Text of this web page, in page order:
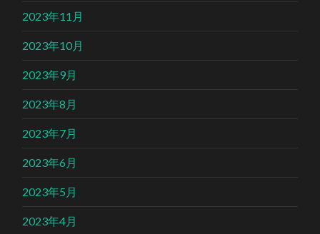
2023年11月
2023年10月
2023年9月
2023年8月
2023年7月
2023年6月
2023年5月
2023年4月